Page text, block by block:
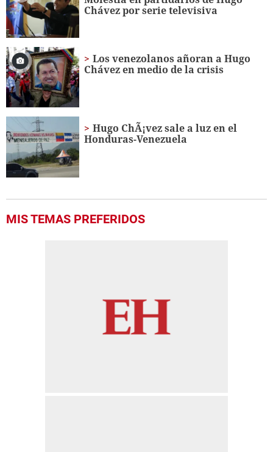
56
seconds
Chávez por serie televisiva
Los venezolanos añoran a Hugo
Chávez en medio de la crisis
Hugo ChÃ¡vez sale a luz en el
Honduras-Venezuela
MIS TEMAS PREFERIDOS